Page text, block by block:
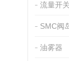
流量开关
SMC阀
油雾器